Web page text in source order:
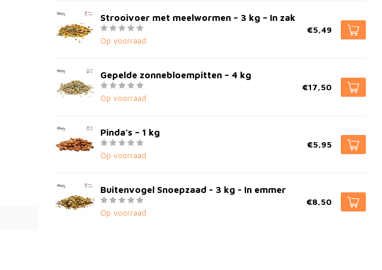
Strooivoer met meelwormen – 3 kg – In zak
Op voorraad
€5,49
Gepelde zonnebloempitten – 4 kg
Op voorraad
€17,50
Pinda’s – 1 kg
Op voorraad
€5,95
Buitenvogel Snoepzaad - 3 kg - In emmer
Op voorraad
€8,50